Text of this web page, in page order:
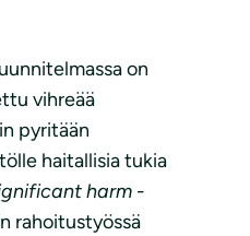
on
vihreää
pyritään
haitallisia tukia
harm -
rahoitustyössä